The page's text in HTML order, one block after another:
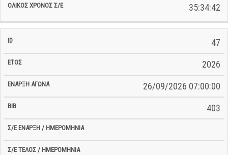
35:34:42
47
2026
26/09/2026 07:00:00
403